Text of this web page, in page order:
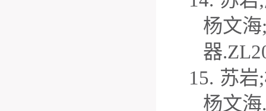
杨文海
器
15. 苏岩;
杨文海.